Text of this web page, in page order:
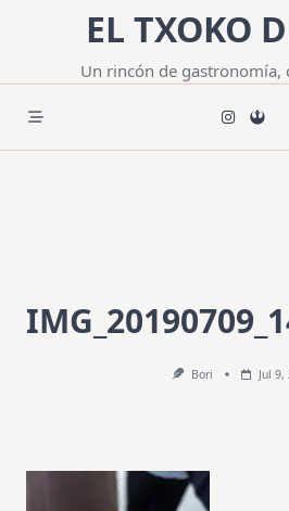
contenido
EL TXOKO
Un rincón de gastronomía,
Bori Jul 9,